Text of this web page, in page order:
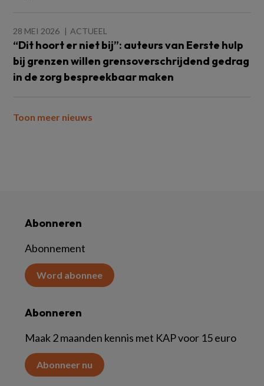
28 MEI 2026 ACTUEEL
“Dit hoort er niet bij”: auteurs van Eerste hulp
bij grenzen willen grensoverschrijdend gedrag
in de zorg bespreekbaar maken
Toon meer nieuws
Abonneren
Abonnement
Word abonnee
Abonneren
Maak 2 maanden kennis met KAP voor 15 euro
Abonneer nu